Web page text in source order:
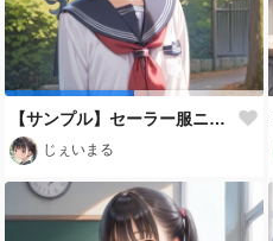
【サンプル】セーラー服ニーソ絶対領域＆風パンチラ（10枚）
じぇいまる